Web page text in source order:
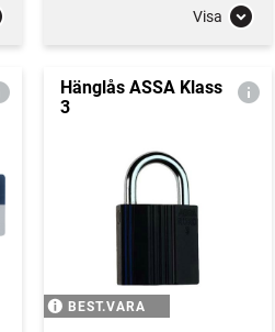
Visa
Hänglås ASSA Klass
3
BEST.VARA